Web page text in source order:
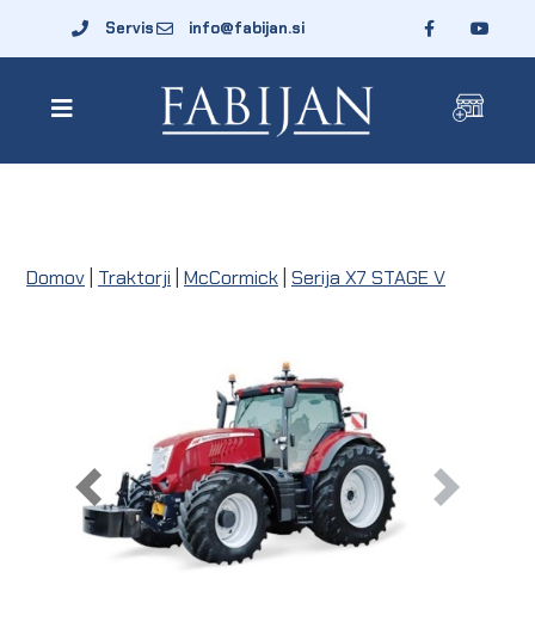
Servis info@fabijan.si
Domov Traktorji McCormick Serija X7 STAGE V